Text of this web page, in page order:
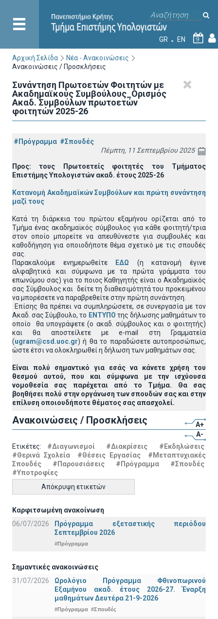
GR EN 9
Αρχική Σελίδα
Νέα - Ανακοινώσεις
Ανακοινώσεις / Προσκλήσεις
Συνάντηση Πρωτοετών Φοιτητών με
Ακαδημαϊκούς Συμβούλους_Ορισμός
Ακαδ. Συμβούλων πρωτοετών
φοιτητών 2025-26
#Πρόγραμμα #Σπουδές
Πέμπτη, 11 Σεπτεμβρίου 2025
Προς: τους Πρωτοετείς φοιτητές του Τμήματος
Επιστήμης Υπολογιστών ακαδ. έτους 2025-26
Κατανομή Ακαδημαϊκών Συμβούλων και πρώτη συνάντηση
μαζί τους
Κατά τη διάρκεια του πρώτου εξαμήνου ορίζεται από το
Τμήμα ένας ακαδημαϊκός σύμβουλος για κάθε φοιτητή/τρια
στον οποίο μπορείτε να απευθύνεστε για συμβουλές και
καθοδήγηση για οποιοδήποτε θέμα σχετικό με τις σπουδές
σας.
Παρακαλούμε ενημερωθείτε
ΕΔΩ (η κατανομή έγινε
αλφαβητικά και σύμφωνα με τα πρώτα γράμματα του
επωνύμου σας) για το ποιος Καθηγητής είναι ο Ακαδημαϊκός
σας Σύμβουλος και δείτε τη διαθεσιμότητά του προκειμένου
να μπορέσετε να παραβρεθείτε στην πρώτη συνάντηση.
Επίσης θα πρέπει να συμπληρώσετε, σε συνεργασία με τον
Ακαδ. σας Σύμβουλο, το ΕΝΤΥΠΟ της δήλωσης μαθημάτων το
οποίο θα υπογράψετε (ο ακαδ. σύμβουλος και ο φοιτητής)
και θα αποστείλετε με e-mail στη Γραμματεία
(ugram@csd.uoc.gr) ή θα το παραδώσετε αυτοπροσώπως,
ώστε έτσι να ολοκληρωθεί η δήλωση των μαθημάτων σας.
Είναι πολύ σημαντικό για εσάς να κάνετε χρήση του
θεσμού αυτού, που και σύμφωνα με την ισχύουσα
νομοθεσία σας παρέχεται από το Τμήμα. Θα σας
βοηθήσει πολύ στην οργάνωση των σπουδών σας και στην
επίλυση οποιουδήποτε θέματος σας απασχολεί.
Ανακοινώσεις / Προσκλήσεις
A+
A-
Ετικέτες: #Διαγωνισμοί #Διακρίσεις
#Εκδηλώσεις
#Θερινά Σχολεία
#Θέσεις Εργασίας
#Μεταπτυχιακές
Σπουδές
#Παρουσιάσεις #Πρόγραμμα
#Σπουδές
#Υποτροφίες
Απόκρυψη ετικετών
Καρφιτσωμένη ανακοίνωση
06/07/2026
Πρόγραμμα εξεταστικής περιόδου
Σεπτεμβρίου 2026
#Πρόγραμμα
Σημαντικές ανακοινώσεις
31/07/2026
Ωρολόγιο Πρόγραμμα Φθινοπωρινού
Εξαμήνου ακαδ. έτους 2026-27. Έναρξη
μαθημάτων Δευτέρα 21-9-2026
#Πρόγραμμα #Σπουδές